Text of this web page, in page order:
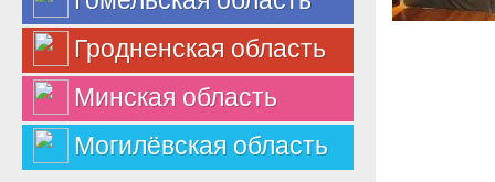
Гродненская область
Минская область
Могилёвская область